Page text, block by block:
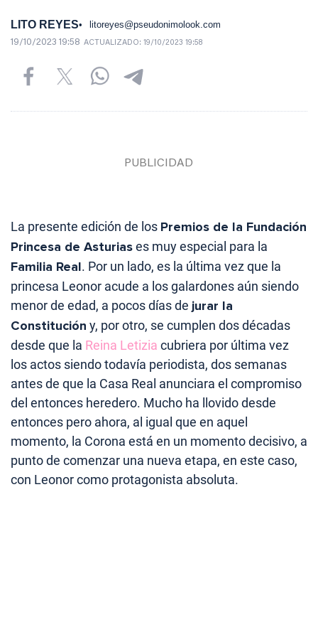
LITO REYES litoreyes@pseudonimolook.com
19/10/2023 19:58 ACTUALIZADO: 19/10/2023 19:58
La presente edición de los Premios de la Fundación
Princesa de Asturiases muy especial para la
Familia Real. Por un lado, es la última vez que la
princesa Leonor acude a los galardones aún siendo
menor de edad, a pocos días de jurar la
Constitución y, por otro, se cumplen dos décadas
desde que la Reina Letizia cubriera por última vez
los actos siendo todavía periodista, dos semanas
antes de que la Casa Real anunciara el compromiso
del entonces heredero. Mucho ha llovido desde
entonces pero ahora, al igual que en aquel
momento, la Corona está en un momento decisivo, a
punto de comenzar una nueva etapa, en este caso,
con Leonor como protagonista absoluta.